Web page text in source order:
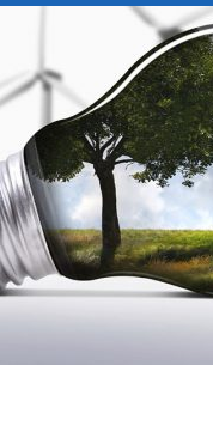
WAY OF PAPER RECYCLING